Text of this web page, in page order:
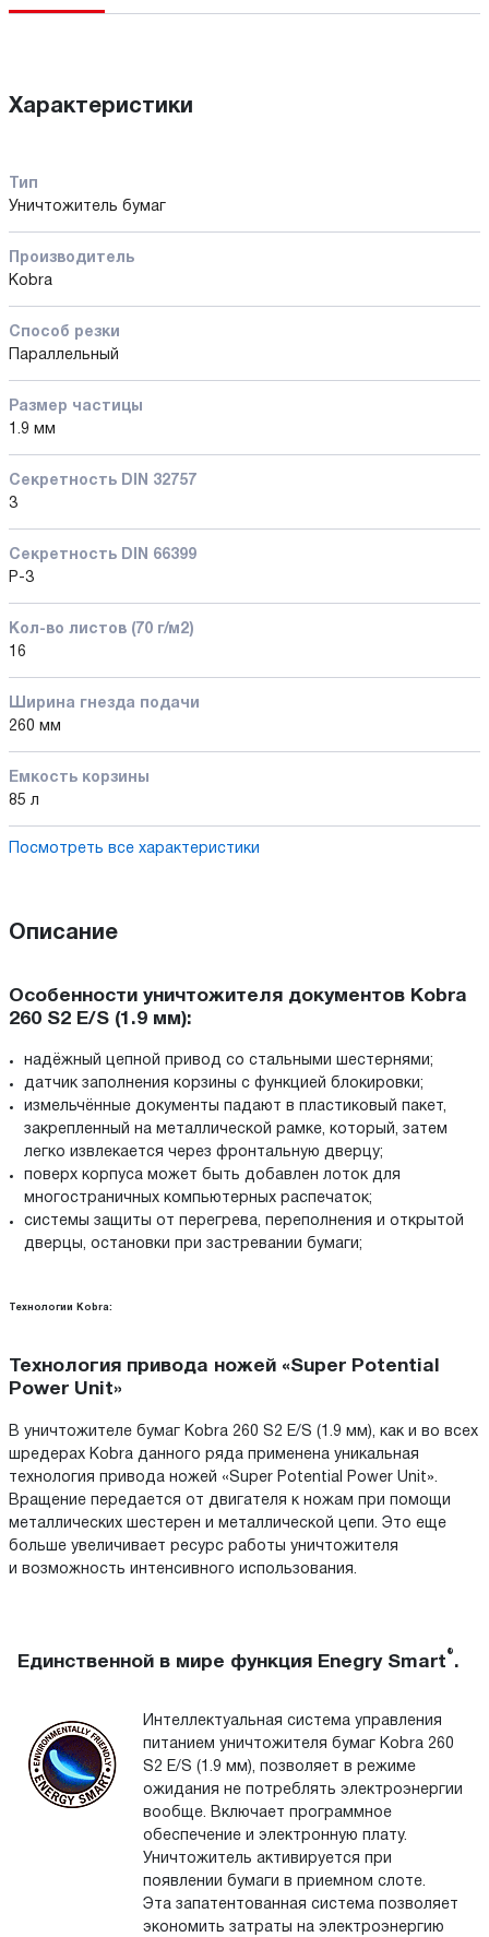
Характеристики
Тип
Уничтожитель бумаг
Производитель
Kobra
Способ резки
Параллельный
Размер частицы
1.9 мм
Секретность DIN 32757
3
Секретность DIN 66399
P-3
Кол-во листов (70 г/м2)
16
Ширина гнезда подачи
260 мм
Емкость корзины
85 л
Посмотреть все характеристики
Описание
Особенности уничтожителя документов Kobra
260 S2 E/S (1.9 мм):
надёжный цепной привод со стальными шестернями;
датчик заполнения корзины с функцией блокировки;
измельчённые документы падают в пластиковый пакет,
закрепленный на металлической рамке, который, затем
легко извлекается через фронтальную дверцу;
поверх корпуса может быть добавлен лоток для
многостраничных компьютерных распечаток;
системы защиты от перегрева, переполнения и открытой
дверцы, остановки при застревании бумаги;
Технологии Kobra:
Технология привода ножей «Super Potential
Power Unit»
В уничтожителе бумаг Kobra 260 S2 E/S (1.9 мм), как и во всех
шредерах Kobra данного ряда применена уникальная
технология привода ножей «Super Potential Power Unit».
Вращение передается от двигателя к ножам при помощи
металлических шестерен и металлической цепи. Это еще
больше увеличивает ресурс работы уничтожителя
и возможность интенсивного использования.
Единственной в мире функция Enegry Smart®.
Интеллектуальная система управления
питанием уничтожителя бумаг Kobra 260
S2 E/S (1.9 мм), позволяет в режиме
ожидания не потреблять электроэнергии
вообще. Включает программное
обеспечение и электронную плату.
Уничтожитель активируется при
появлении бумаги в приемном слоте.
Эта запатентованная система позволяет
экономить затраты на электроэнергию